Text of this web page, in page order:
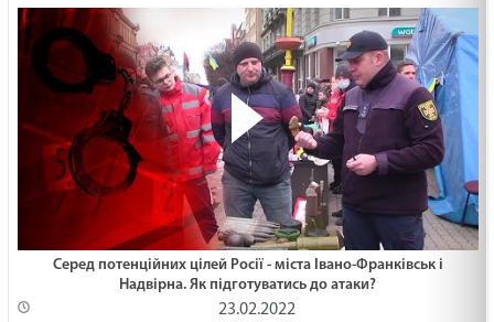
Серед потенційних цілей Росії - міста Івано-Франківськ і
Надвірна. Як підготуватись до атаки?
23.02.2022